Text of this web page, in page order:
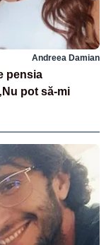
Andreea Damian
pensia
pot să-mi